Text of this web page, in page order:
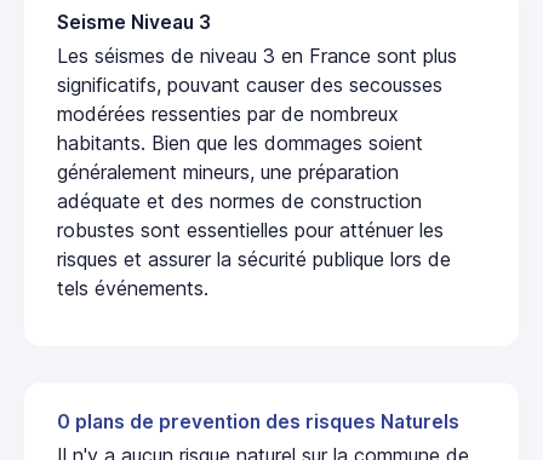
Seisme Niveau 3
Les séismes de niveau 3 en France sont plus
significatifs, pouvant causer des secousses
modérées ressenties par de nombreux
habitants. Bien que les dommages soient
généralement mineurs, une préparation
adéquate et des normes de construction
robustes sont essentielles pour atténuer les
risques et assurer la sécurité publique lors de
tels événements.
0 plans de prevention des risques Naturels
Il n'y a aucun risque naturel sur la commune de